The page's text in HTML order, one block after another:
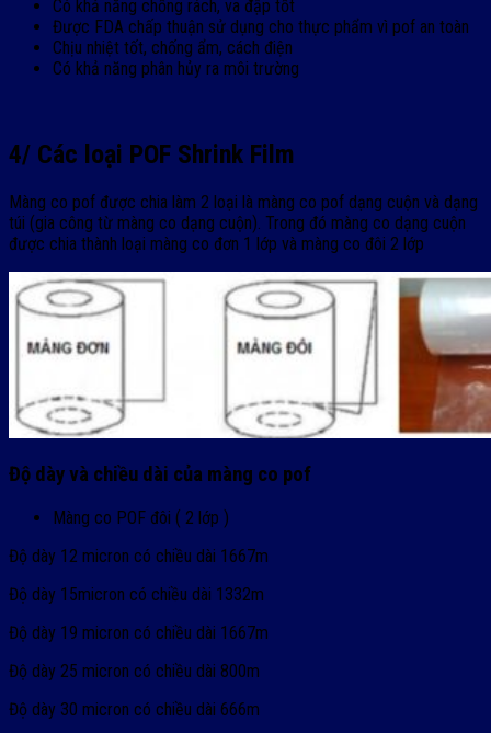
Có khả năng chống rách, va đập tốt
Được FDA chấp thuận sử dụng cho thực phẩm vì pof an toàn
Chịu nhiệt tốt, chống ẩm, cách điện
Có khả năng phân hủy ra môi trường
4/ Các loại POF Shrink Film
Màng co pof được chia làm 2 loại là màng co pof dạng cuộn và dạng
túi (gia công từ màng co dạng cuộn). Trong đó màng co dạng cuộn
được chia thành loại màng co đơn 1 lớp và màng co đôi 2 lớp
Độ dày và chiều dài của màng co pof
Màng co POF đôi ( 2 lớp )
Độ dày 12 micron có chiều dài 1667m
Độ dày 15micron có chiều dài 1332m
Độ dày 19 micron có chiều dài 1667m
Độ dày 25 micron có chiều dài 800m
Độ dày 30 micron có chiều dài 666m